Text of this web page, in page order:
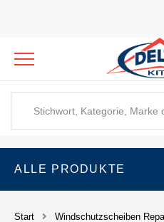
ALLE PRODUKTE
Start Windschutzscheiben